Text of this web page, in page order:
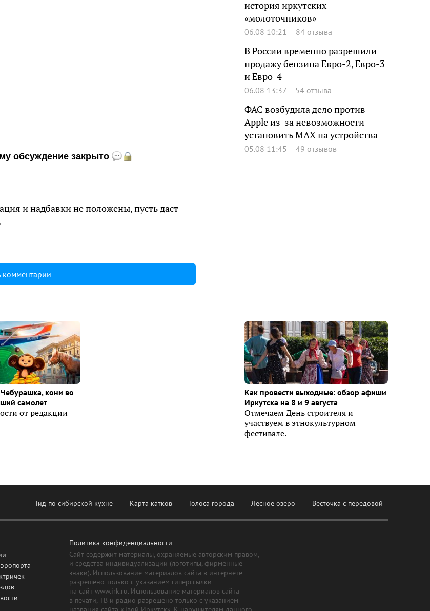
обсуждение закрыто
и надбавки не положены, пусть даст
комментарии
история иркутских
«молоточников»
06.08 10:21 84 отзыва
В России временно разрешили
продажу бензина Евро-2, Евро-3
и Евро-4
06.08 13:37 54 отзыва
ФАС возбудила дело против
Apple из-за невозможности
установить MAX на устройства
05.08 11:45 49 отзывов
кони во
самолет
от редакции
Как провести выходные: обзор афиши
Иркутска на 8 и 9 августа
Отмечаем День строителя и
участвуем в этнокультурном
фестивале.
Гид по сибирской кухне Карта катков Голоса города Лесное озеро Весточка с передовой
Политика конфиденциальности
Сайт содержит материалы, охраняемые авторским правом,
и средства индивидуализации (логотипы, фирменные
знаки). Использование материалов сайта в интернете
разрешено только с указанием гиперссылки
на сайт www.irk.ru. Использование материалов сайта
в печати, ТВ и радио разрешено только с указанием